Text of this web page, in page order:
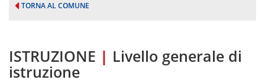
TORNA AL COMUNE
ISTRUZIONE | Livello generale di
istruzione